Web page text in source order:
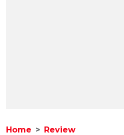
Home Review